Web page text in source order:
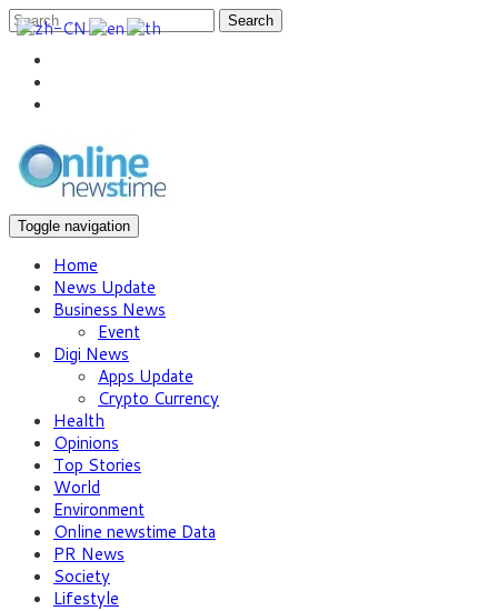
Search
Toggle navigation
Home
News Update
Business News
Event
Digi News
Apps Update
Crypto Currency
Health
Opinions
Top Stories
World
Environment
Online newstime Data
PR News
Society
Lifestyle